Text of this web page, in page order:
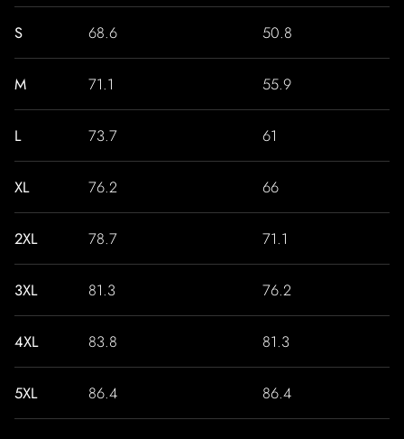
S 68.6 50.8
M 71.1 55.9
L 73.7 61
XL 76.2 66
2XL 78.7 71.1
3XL 81.3 76.2
4XL 83.8 81.3
5XL 86.4 86.4